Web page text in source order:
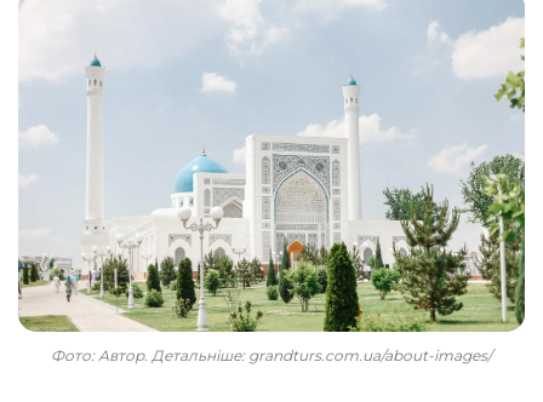
Фото: Автор. Детальніше: grandturs.com.ua/about-images/